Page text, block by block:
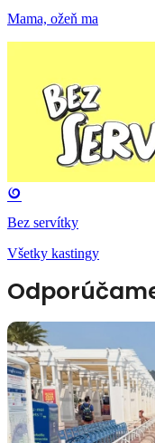
Mama, ožeň ma
Bez servítky
Všetky kastingy